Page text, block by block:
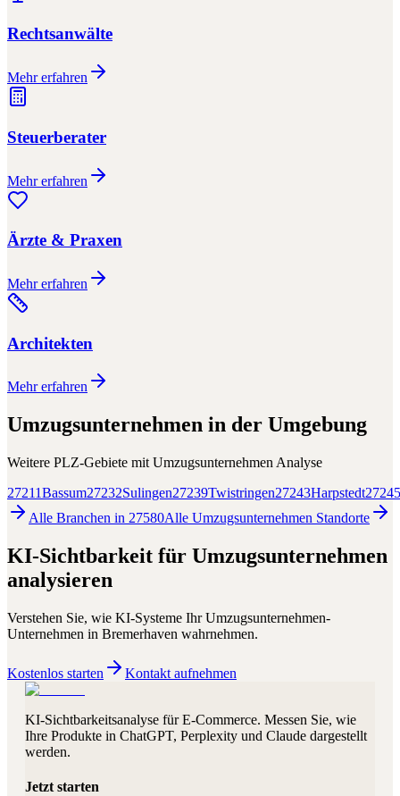
Rechtsanwälte
Mehr erfahren
Steuerberater
Mehr erfahren
Ärzte & Praxen
Mehr erfahren
Architekten
Mehr erfahren
Umzugsunternehmen in der Umgebung
Weitere PLZ-Gebiete mit Umzugsunternehmen Analyse
27211Bassum27232Sulingen27239Twistringen27243Harpstedt27245
Alle Branchen in 27580Alle Umzugsunternehmen Standorte
KI-Sichtbarkeit für Umzugsunternehmen
analysieren
Verstehen Sie, wie KI-Systeme IhrUmzugsunternehmen-
Unternehmen in Bremerhaven wahrnehmen.
Kostenlos starten Kontakt aufnehmen
KI-Sichtbarkeitsanalyse für E-Commerce. Messen Sie, wie
Ihre Produkte in ChatGPT, Perplexity und Claude dargestellt
werden.
Jetzt starten